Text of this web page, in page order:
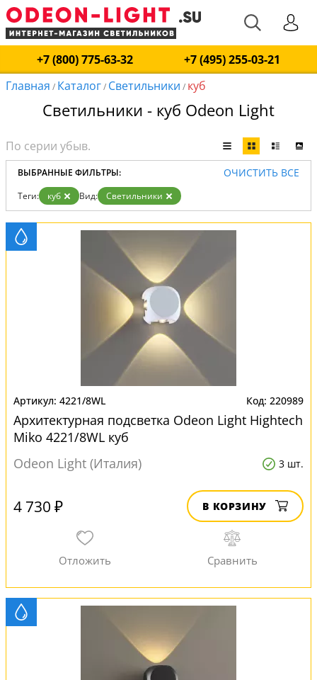
+7 (800) 775-63-32
+7 (495) 255-03-21
Главная / Каталог/ Светильники / куб
Светильники - куб Odeon Light
ВЫБРАННЫЕ ФИЛЬТРЫ: ОЧИСТИТЬ ВСЕ
Теги: куб Вид: Светильники
4221/8WL 220989
Архитектурная подсветка Odeon Light Hightech
Miko 4221/8WL куб
Odeon Light (Италия)
3 шт.
4 730 ₽ В КОРЗИНУ